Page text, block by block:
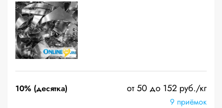
10% (десятка) от 50 до 152 руб./кг
9 приёмок